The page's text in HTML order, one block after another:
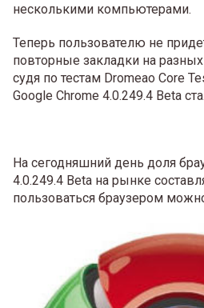
несколькими компьютерами.
Теперь пользователю не
повторные закладки на
судя по тестам Dromeao Core
Google Chrome 4.0.249.4 Beta
На сегодняшний день доля
4.0.249.4 Beta на рынке
пользоваться браузером